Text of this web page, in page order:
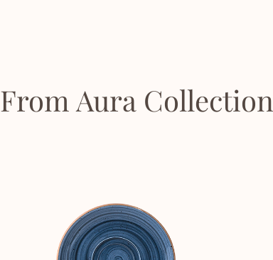
From Aura Collection